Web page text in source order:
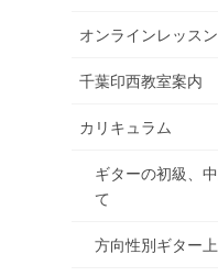
オンラインレッスン
千葉印西教室案内
カリキュラム
ギターの初級、
て
方向性別ギター